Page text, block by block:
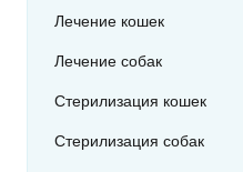
Лечение кошек
Лечение собак
Стерилизация кошек
Стерилизация собак